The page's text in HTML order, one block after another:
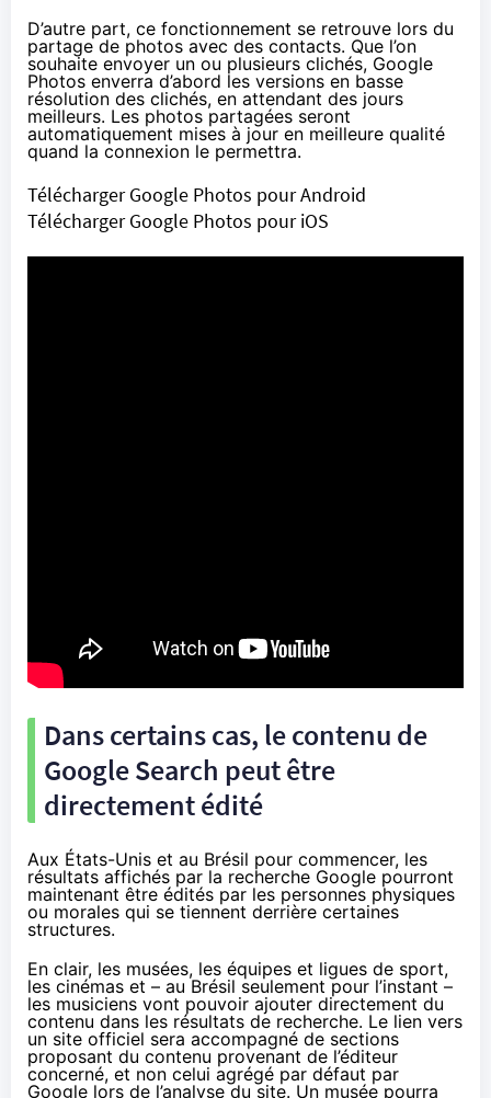
D’autre part, ce fonctionnement se retrouve lors du
partage de photos avec des contacts. Que l’on
souhaite envoyer un ou plusieurs clichés, Google
Photos enverra d’abord les versions en basse
résolution des clichés, en attendant des jours
meilleurs. Les photos partagées seront
automatiquement mises à jour en meilleure qualité
quand la connexion le permettra.
Télécharger Google Photos pour Android
Télécharger Google Photos pour iOS
Dans certains cas, le contenu de
Google Search peut être
directement édité
Aux États-Unis et au Brésil pour commencer, les
résultats affichés par la recherche Google pourront
maintenant être édités par les personnes physiques
ou morales qui se tiennent derrière certaines
structures.
En clair, les musées, les équipes et ligues de sport,
les cinémas et – au Brésil seulement pour l’instant –
les musiciens vont pouvoir ajouter directement du
contenu dans les résultats de recherche. Le lien vers
un site officiel sera accompagné de sections
proposant du contenu provenant de l’éditeur
concerné, et non celui agrégé par défaut par
Google lors de l’analyse du site. Un musée pourra